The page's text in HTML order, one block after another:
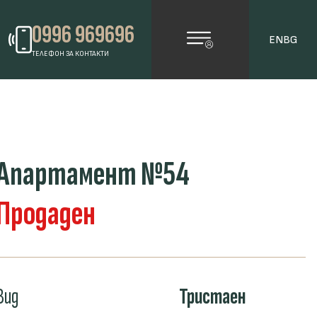
0996 969696
ТЕЛЕФОН ЗА КОНТАКТИ
ENBG
№54
Тристаен